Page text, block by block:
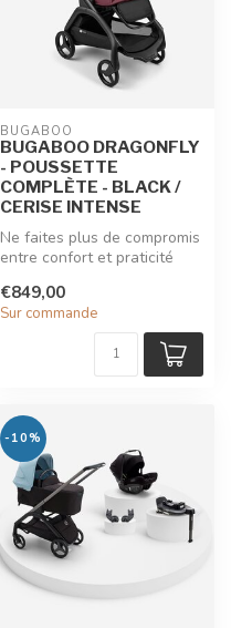
BUGABOO
BUGABOO DRAGONFLY
- POUSSETTE
COMPLÈTE - BLACK /
CERISE INTENSE
Ne faites plus de compromis
entre confort et praticité
€849,00
Sur commande
-10%